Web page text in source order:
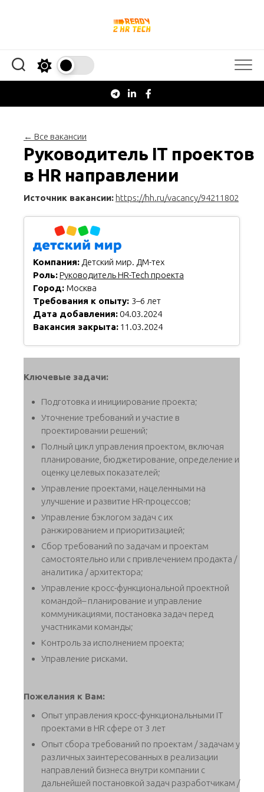
← Все вакансии
Руководитель IT проектов
в HR направлении
Источник вакансии: https://hh.ru/vacancy/94211802
Компания: Детский мир. ДМ-тех
Роль:Руководитель HR-Tech проекта
Город: Москва
Требования к опыту: 3–6 лет
Дата добавления: 04.03.2024
Вакансия закрыта: 11.03.2024
Ключевые задачи:
Подготовка и инициирование проекта;
Уточнение требований и участие в
проектировании решений;
Полный цикл управления проектом, включая
планирование, бюджетирование, определение и
оценку целевых показателей;
Управление проектами, нацеленными на
улучшение и развитие HR-процессов;
Управление бэклогом задач с их
ранжированием и приоритизацией;
Сбор требований по задачам и проектам
самостоятельно или с привлечением продакта /
аналитика / архитектора;
Управление кросс-функциональной проектной
командой– планирование и управление
коммуникациями, постановка задач перед
участниками команды;
Контроль за исполнением проекта;
Управление рисками.
Пожелания к Вам:
Опыт управления кросс-функциональными IT
проектами в HR сфере от 3 лет
Опыт сбора требований по проектам / задачам у
различных заинтересованных в реализации
направлений бизнеса внутри компании с
дальнейшей постановкой задач разработчикам /